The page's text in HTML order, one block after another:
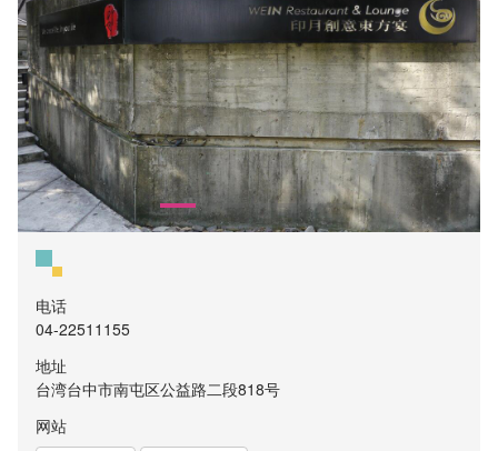
电话
04-22511155
地址
台湾台中市南屯区公益路二段818号
网站